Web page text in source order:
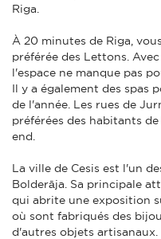
Riga.
À 20 minutes de Riga,
préférée des Lettons.
l'espace ne manque pas
Il y a également des spas
de l'année. Les rues de
préférées des habitants
end.
La ville de Cesis est l'un
Bolderāja. Sa principale
qui abrite une exposition
où sont fabriqués des
d'autres objets